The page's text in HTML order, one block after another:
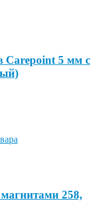
Carepoint 5 мм с
258,